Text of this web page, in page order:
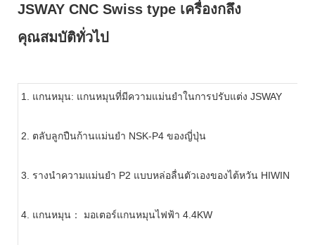
JSWAY CNC Swiss type เครื่องกลึง
คุณสมบัติทั่วไป
1. แกนหมุน: แกนหมุนที่มีความแม่นยำในการปรับแต่ง JSWAY
2. ตลับลูกปืนก้านแม่นยำ NSK-P4 ของญี่ปุ่น
3. รางนำความแม่นยำ P2 แบบหล่อลื่นตัวเองของไต้หวัน HIWIN
4. แกนหมุน： มอเตอร์แกนหมุนไฟฟ้า 4.4KW